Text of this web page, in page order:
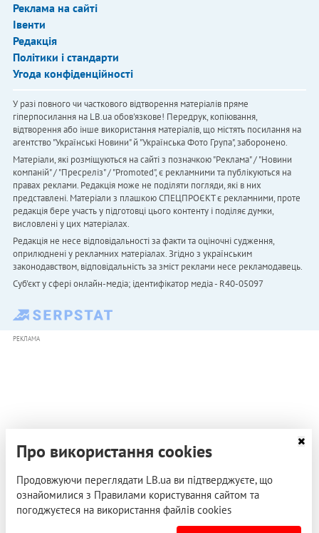
Реклама на сайті
Івенти
Редакція
Політики і стандарти
Угода конфіденційності
У разі повного чи часткового відтворення матеріалів пряме
гіперпосилання на LB.ua обов'язкове! Передрук, копіювання,
відтворення або інше використання матеріалів, що містять посилання на
агентство "Українськi Новини" й "Українська Фото Група", заборонено.
Матеріали, які розміщуються на сайті з позначкою "Реклама" / "Новини
компаній" / "Пресреліз" / "Promoted", є рекламними та публікуються на
правах реклами. Редакція може не поділяти погляди, які в них
представлені. Матеріали з плашкою СПЕЦПРОЄКТ є рекламними, проте
редакція бере участь у підготовці цього контенту і поділяє думки,
висловлені у цих матеріалах.
Редакція не несе відповідальності за факти та оціночні судження,
оприлюднені у рекламних матеріалах. Згідно з українським
законодавством, відповідальність за зміст реклами несе рекламодавець.
Cуб'єкт у сфері онлайн-медіа; ідентифікатор медіа - R40-05097
РЕКЛАМА
Про використання cookies
Продовжуючи переглядати LB.ua ви підтверджуєте, що
ознайомилися з Правилами користування сайтом та
погоджуєтеся на використання файлів cookies